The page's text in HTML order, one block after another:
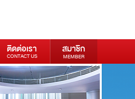
ติดต่อเรา
CONTACT US
สมาชิก
MEMBER